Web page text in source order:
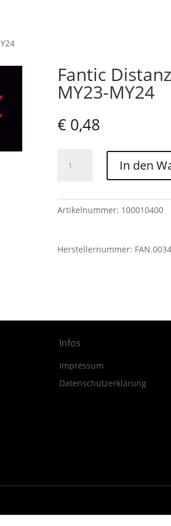
Fantic
MY23-MY24
€0,48
Distanzscheibe
XM
MY24
In den
Artikelnummer: 100010400
Herstellernummer:
Infos
Impressum
Datenschutzerklärung